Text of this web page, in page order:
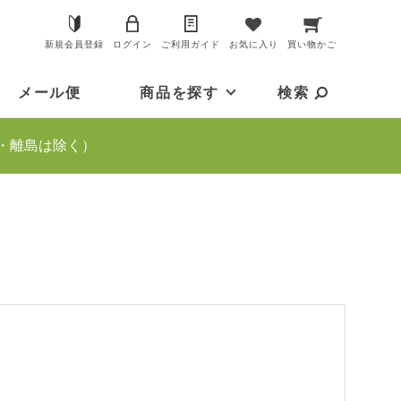
新規会員登録 ログイン ご利用ガイド お気に入り 買い物かご
メール便 商品を探す 検索
島は除く）